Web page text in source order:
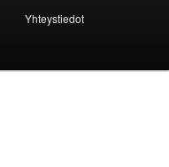
Yhteystiedot